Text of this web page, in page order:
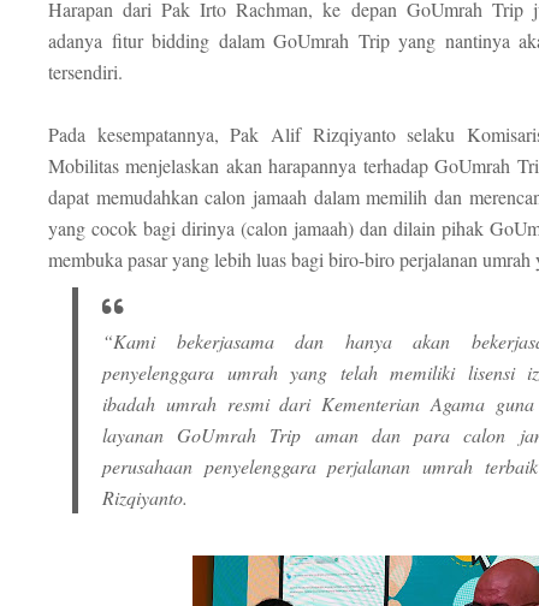
Harapan dari Pak Irto Rachman, ke depan GoUmrah Trip
adanya fitur bidding dalam GoUmrah Trip yang nantinya
tersendiri.
Pada kesempatannya, Pak Alif Rizqiyanto selaku
Mobilitas menjelaskan akan harapannya terhadap GoUmrah
dapat memudahkan calon jamaah dalam memilih dan
yang cocok bagi dirinya (calon jamaah) dan dilain pihak
membuka pasar yang lebih luas bagi biro-biro perjalanan umrah
“Kami bekerjasama dan hanya akan
penyelenggara umrah yang telah memiliki lisensi
ibadah umrah resmi dari Kementerian Agama guna
layanan GoUmrah Trip aman dan para calon
perusahaan penyelenggara perjalanan umrah
Rizqiyanto.